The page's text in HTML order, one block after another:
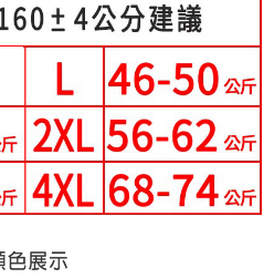
公司」（以下簡稱本公司）所提供，讓
品或服務，並由商店將買賣／分期付款
用本公司帳單繳交帳款。
」之契約關係目的，商店將以您的個人
予台灣大哥大進項蒐集、處理及利用，
資料之確認、核對及更正。
結：https://oppay.tw/userRule
付款，方視為交易完成。
刻繳費，但若您需要取消訂單，請聯絡
後付 」之結帳頁面顯示為準，若有關於
等相關疑問，請聯繫「AFTEE先享後付
support/home
供之「AFTEE先享後付」服務完成之交
人資料，並將交易相關給付款項請求債
以下網址：
)免運費
)免運費
)免運費